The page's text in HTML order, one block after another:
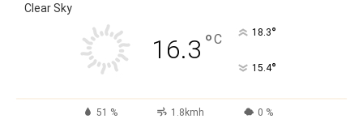
Clear Sky
16.3 °C 18.3°
15.4°
51 % 1.8kmh 0 %